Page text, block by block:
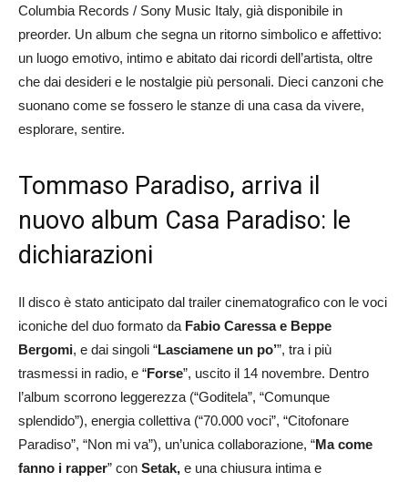
Columbia Records / Sony Music Italy, già disponibile in
preorder. Un album che segna un ritorno simbolico e affettivo:
un luogo emotivo, intimo e abitato dai ricordi dell’artista, oltre
che dai desideri e le nostalgie più personali. Dieci canzoni che
suonano come se fossero le stanze di una casa da vivere,
esplorare, sentire.
Tommaso Paradiso, arriva il
nuovo album Casa Paradiso: le
dichiarazioni
Il disco è stato anticipato dal trailer cinematografico con le voci
iconiche del duo formato da Fabio Caressa e Beppe
Bergomi, e dai singoli “Lasciamene un po’”, tra i più
trasmessi in radio, e “Forse”, uscito il 14 novembre. Dentro
l’album scorrono leggerezza (“Goditela”, “Comunque
splendido”), energia collettiva (“70.000 voci”, “Citofonare
Paradiso”, “Non mi va”), un’unica collaborazione, “Ma come
fanno i rapper” con Setak, e una chiusura intima e